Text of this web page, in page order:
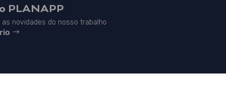
PLANAPP
novidades do nosso trabalho